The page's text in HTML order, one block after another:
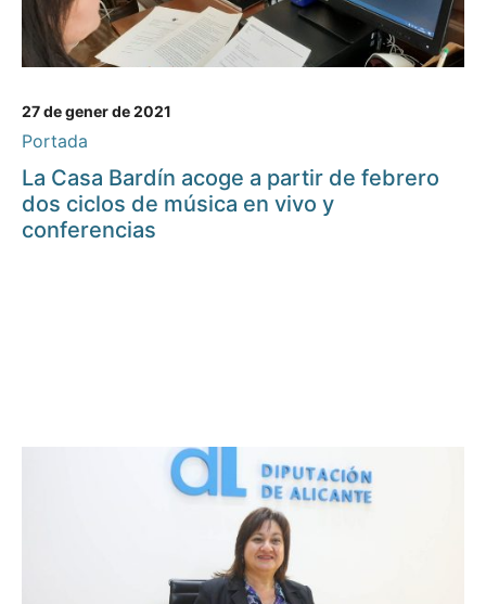
27 de gener de 2021
Portada
La Casa Bardín acoge a partir de febrero
dos ciclos de música en vivo y
conferencias